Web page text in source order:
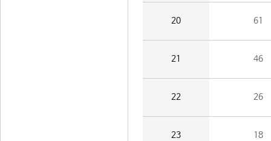
20 61
21 46
22 26
23 18